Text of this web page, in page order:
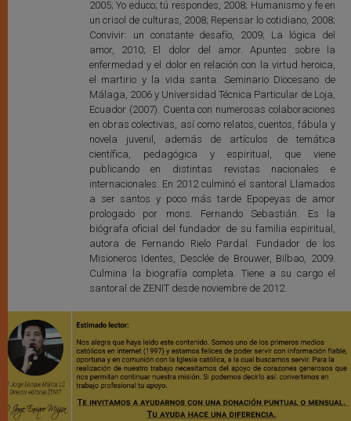
2005; Yo educo; tú respondes, 2008; Humanismo y fe en
un crisol de culturas, 2008; Repensar lo cotidiano, 2008;
Convivir: un constante desafío, 2009; La lógica del
amor, 2010; El dolor del amor. Apuntes sobre la
enfermedad y el dolor en relación con la virtud heroica,
el martirio y la vida santa. Seminario Diocesano de
Málaga, 2006 y Universidad Técnica Particular de Loja,
Ecuador (2007). Cuenta con numerosas colaboraciones
en obras colectivas, así como relatos, cuentos, fábula y
novela juvenil, además de artículos de temática
científica, pedagógica y espiritual, que viene
publicando en distintas revistas nacionales e
internacionales. En 2012 culminó el santoral Llamados
a ser santos y poco más tarde Epopeyas de amor
prologado por mons. Fernando Sebastián. Es la
biógrafa oficial del fundador de su familia espiritual,
autora de Fernando Rielo Pardal. Fundador de los
Misioneros Identes, Desclée de Brouwer, Bilbao, 2009.
Culmina la biografía completa. Tiene a su cargo el
santoral de ZENIT desde noviembre de 2012.